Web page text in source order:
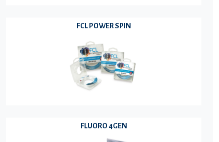
FCL POWER SPIN
FLUORO 4GEN